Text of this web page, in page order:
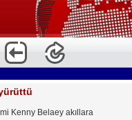
Kenny Belaey akıllara